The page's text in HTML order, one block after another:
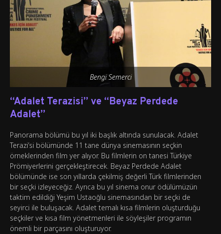
Bengi Semerci
“Adalet Terazisi” ve “Beyaz Perdede
Adalet”
Panorama bölümü bu yıl iki başlık altında sunulacak. Adalet
Terazi’si bölümünde 11 tane dünya sinemasının seçkin
örneklerinden film yer alıyor. Bu filmlerin on tanesi Türkiye
Prömiyerlerini gerçekleştirecek. Beyaz Perdede Adalet
bölümünde ise son yıllarda çekilmiş değerli Türk filmlerinden
bir seçki izleyeceğiz. Ayrıca bu yıl sinema onur ödülümüzün
taktim edildiği Yeşim Ustaoğlu sinemasından bir seçki de
seyirci ile buluşacak. Adalet temalı kısa filmlerin oluşturduğu
seçkiler ve kısa film yönetmenleri ile söyleşiler programın
önemli bir parçasını oluşturuyor.